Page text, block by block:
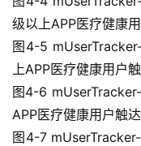
级以上APP医疗健康
图4-5
上APP医疗健康用户
图4-6
APP医疗健康用户触
图4-7